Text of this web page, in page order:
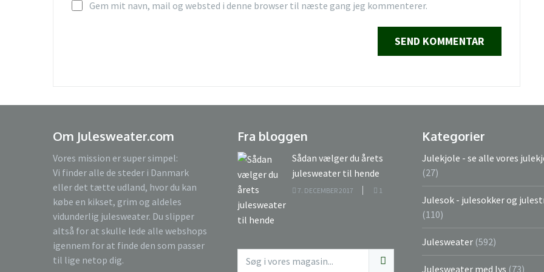
Gem mit navn, mail og websted i denne browser til næste gang jeg kommenterer.
Om Julesweater.com
Vores mission er super simpel:
Vi finder alle de steder i Danmark
eller det tætte udland, hvor du kan
købe en kikset, grim og aldeles
vidunderlig julesweater. Du slipper
altså for at skulle lede alle webshops
igennem for at finde den som passer
til lige netop dig.
Fra bloggen
Sådan vælger du årets
julesweater til hende
7. DECEMBER 2017 1
Kategorier
Julekjole - se alle vores
(27)
Julesok - julesokker og
(110)
Julesweater (592)
Julesweater med lys (73)